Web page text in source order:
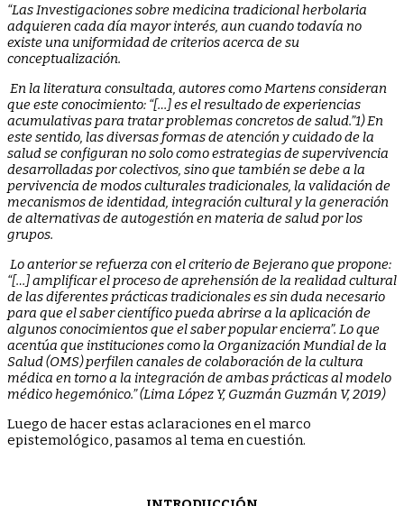
“Las Investigaciones sobre medicina tradicional herbolaria
adquieren cada día mayor interés, aun cuando todavía no
existe una uniformidad de criterios acerca de su
conceptualización.
En la literatura consultada, autores como Martens consideran
que este conocimiento: “[…] es el resultado de experiencias
acumulativas para tratar problemas concretos de salud.”1) En
este sentido, las diversas formas de atención y cuidado de la
salud se configuran no solo como estrategias de supervivencia
desarrolladas por colectivos, sino que también se debe a la
pervivencia de modos culturales tradicionales, la validación de
mecanismos de identidad, integración cultural y la generación
de alternativas de autogestión en materia de salud por los
grupos.
Lo anterior se refuerza con el criterio de Bejerano que propone:
“[…] amplificar el proceso de aprehensión de la realidad cultural
de las diferentes prácticas tradicionales es sin duda necesario
para que el saber científico pueda abrirse a la aplicación de
algunos conocimientos que el saber popular encierra”. Lo que
acentúa que instituciones como la Organización Mundial de la
Salud (OMS) perfilen canales de colaboración de la cultura
médica en torno a la integración de ambas prácticas al modelo
médico hegemónico.” (Lima López Y, Guzmán Guzmán V, 2019)
Luego de hacer estas aclaraciones en el marco
epistemológico, pasamos al tema en cuestión.